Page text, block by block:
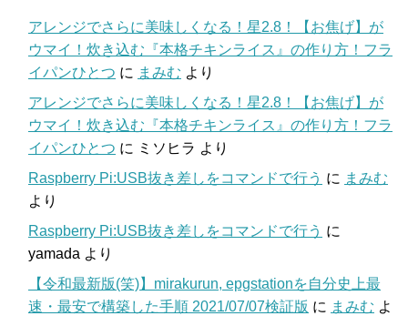
アレンジでさらに美味しくなる！星2.8！【お焦げ】が
ウマイ！炊き込む『本格チキンライス』の作り方！フラ
イパンひとつ に まみむ より
アレンジでさらに美味しくなる！星2.8！【お焦げ】が
ウマイ！炊き込む『本格チキンライス』の作り方！フラ
イパンひとつ に ミソヒラ より
Raspberry Pi:USB抜き差しをコマンドで行う に まみむ
より
Raspberry Pi:USB抜き差しをコマンドで行う に
yamada より
【令和最新版(笑)】mirakurun, epgstationを自分史上最
速・最安で構築した手順 2021/07/07検証版 に まみむ よ